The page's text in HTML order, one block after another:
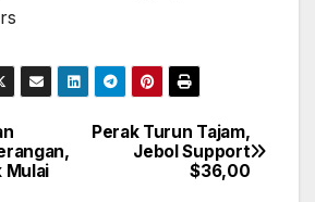
Perak Turun Tajam,
Jebol Support
$36,00
Mulai